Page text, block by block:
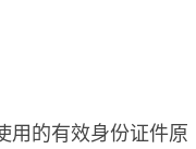
用的有效身份证件原